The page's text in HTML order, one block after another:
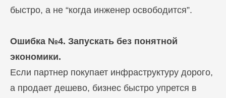
быстро, а не “когда инженер освободится”.
Ошибка №4. Запускать без понятной
экономики.
Если партнер покупает инфраструктуру дорого,
а продает дешево, бизнес быстро упрется в